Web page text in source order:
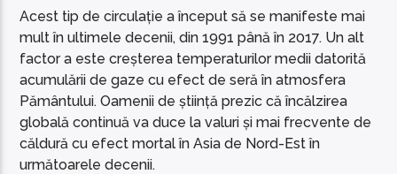
Acest tip de circulație a început să se manifeste mai
mult în ultimele decenii, din 1991 până în 2017. Un alt
factor a este creșterea temperaturilor medii datorită
acumulării de gaze cu efect de seră în atmosfera
Pământului. Oamenii de știință prezic că încălzirea
globală continuă va duce la valuri și mai frecvente de
căldură cu efect mortal în Asia de Nord-Est în
următoarele decenii.